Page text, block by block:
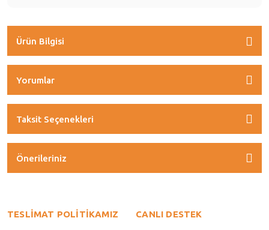
Ürün Bilgisi
Yorumlar
Taksit Seçenekleri
Önerileriniz
TESLİMAT POLİTİKAMIZ CANLI DESTEK